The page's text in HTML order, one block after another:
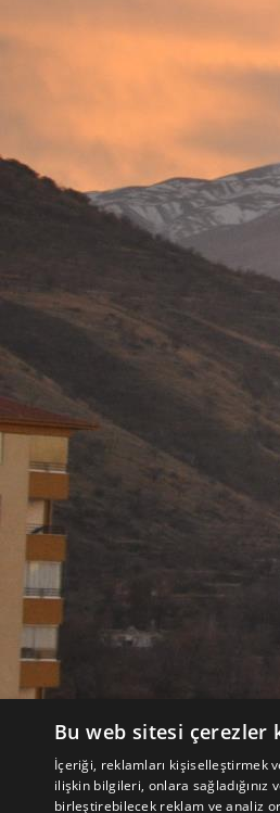
Bu web sitesi çerezler
İçeriği, reklamları kişiselleştirmek
ilişkin bilgileri, onlara
birleştirebilecek reklam ve analiz